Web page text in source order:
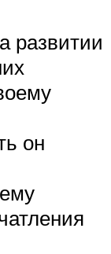
развитии
он